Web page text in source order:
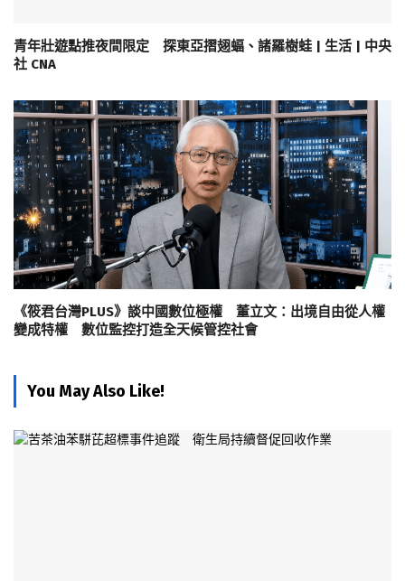
青年壯遊點推夜間限定 探東亞摺翅蝠、諸羅樹蛙 | 生活 | 中央
社 CNA
《筱君台灣PLUS》談中國數位極權 董立文：出境自由從人權
變成特權 數位監控打造全天候管控社會
You May Also Like!